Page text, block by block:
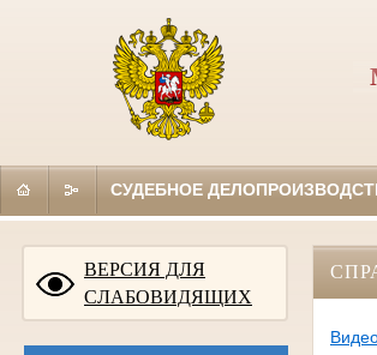
СУДЕБНОЕ
ВЕРСИЯ ДЛЯ
СЛАБОВИДЯЩИХ